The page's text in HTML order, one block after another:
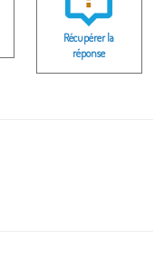
Récupérer la
réponse